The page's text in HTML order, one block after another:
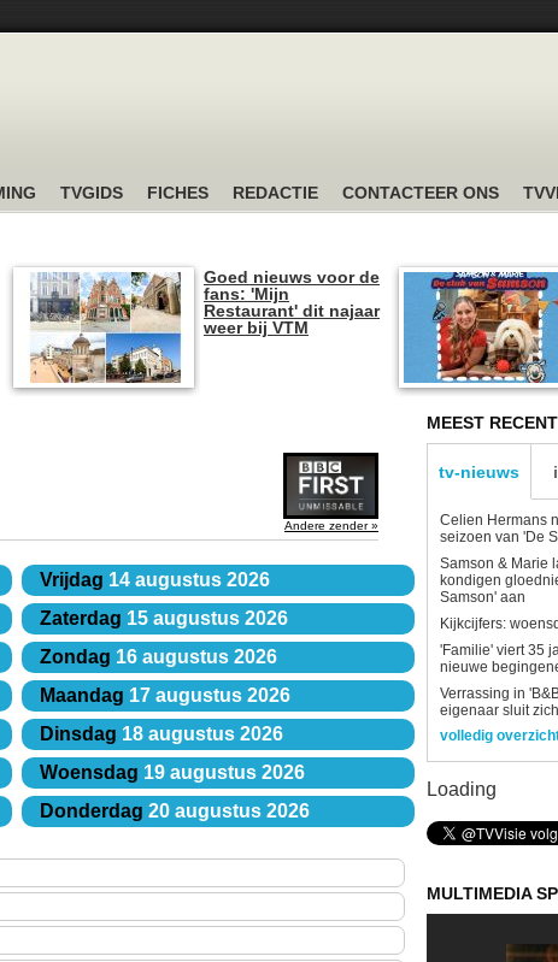
TVGIDS FICHES REDACTIE CONTACTEER ONS
Goed nieuws voor de
fans: 'Mijn
Restaurant' dit najaar
weer bij VTM
Andere zender »
Vrijdag 14 augustus 2026
Zaterdag 15 augustus 2026
Zondag 16 augustus 2026
Maandag 17 augustus 2026
Dinsdag 18 augustus 2026
Woensdag 19 augustus 2026
Donderdag 20 augustus 2026
MEEST
tv-nieuws
Celien Hermans
seizoen van 'De
Samson & Marie
kondigen
Samson' aan
Kijkcijfers:
'Familie' viert 35
nieuwe
Verrassing in
eigenaar sluit
volledig
Loading
MULTIMEDIA